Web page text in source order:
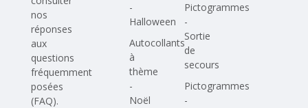
nos
réponses
aux
questions
fréquemment
posées
(FAQ).
-
Halloween
Autocollants
à
thème
-
Noël
Pictogrammes
-
Sortie
de
secours
Pictogrammes
-